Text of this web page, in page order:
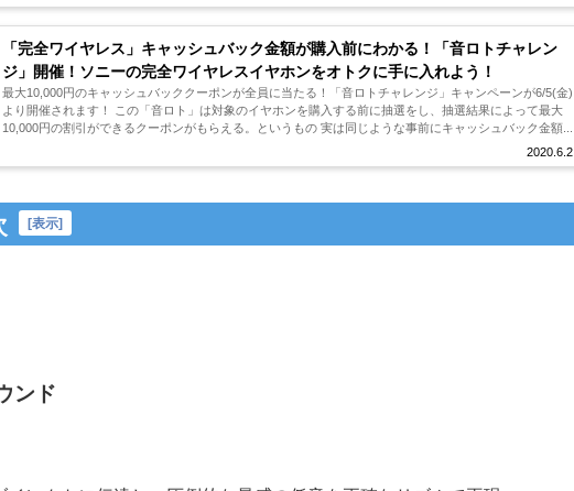
「完全ワイヤレス」キャッシュバック金額が購入前にわかる！「音ロトチャレン
ジ」開催！ソニーの完全ワイヤレスイヤホンをオトクに手に入れよう！
2020.6.2
最大10,000円のキャッシュバッククーポンが全員に当たる！「音ロトチャレンジ」キャンペーンが6/5(金)
より開催されます！ この「音ロト」は対象のイヤホンを購入する前に抽選をし、抽選結果によって最大
10,000円の割引ができるクーポンがもらえる。というもの 実は同じような事前にキャッシュバック金額...
[表示]
ンド